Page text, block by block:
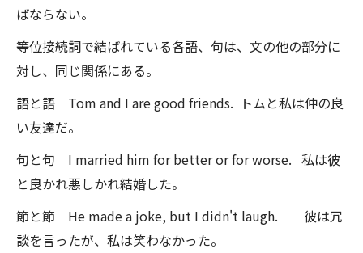
ばならない。
等位接続詞で結ばれている各語、句は、文の他の部分に
対し、同じ関係にある。
語と語 Tom and I are good friends. トムと私は仲の良
い友達だ。
句と句 I married him for better or for worse. 私は彼
と良かれ悪しかれ結婚した。
節と節 He made a joke, but I didn't laugh. 彼は冗
談を言ったが、私は笑わなかった。